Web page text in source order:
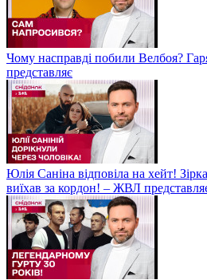
Чому насправді побили Велбоя?
представляє
Юлія Саніна відповіла на хейт! Зірка
виїхав за кордон! – ЖВЛ